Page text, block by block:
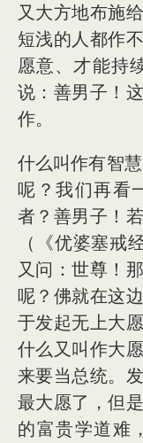
又大方地布施
短浅的人都作
愿意、才能持
说：善男子！
作。
什么叫作有智
呢？我们再看
者？善男子！
（《优婆塞戒
又问：世尊！
呢？佛就在这
于发起无上大
什么又叫作大
来要当总统。
最大愿了，但
的富贵学道难